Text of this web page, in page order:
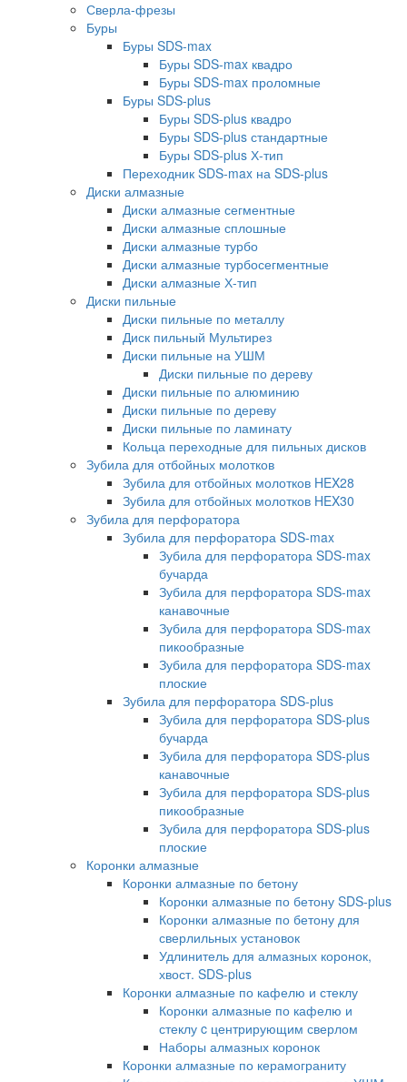
Сверла-фрезы
Буры
Буры SDS-max
Буры SDS-max квадро
Буры SDS-max проломные
Буры SDS-plus
Буры SDS-plus квадро
Буры SDS-plus стандартные
Буры SDS-plus Х-тип
Переходник SDS-max на SDS-plus
Диски алмазные
Диски алмазные сегментные
Диски алмазные сплошные
Диски алмазные турбо
Диски алмазные турбосегментные
Диски алмазные Х-тип
Диски пильные
Диски пильные по металлу
Диск пильный Мультирез
Диски пильные на УШМ
Диски пильные по дереву
Диски пильные по алюминию
Диски пильные по дереву
Диски пильные по ламинату
Кольца переходные для пильных дисков
Зубила для отбойных молотков
Зубила для отбойных молотков HEX28
Зубила для отбойных молотков HEX30
Зубила для перфоратора
Зубила для перфоратора SDS-max
Зубила для перфоратора SDS-max
бучарда
Зубила для перфоратора SDS-max
канавочные
Зубила для перфоратора SDS-max
пикообразные
Зубила для перфоратора SDS-max
плоские
Зубила для перфоратора SDS-plus
Зубила для перфоратора SDS-plus
бучарда
Зубила для перфоратора SDS-plus
канавочные
Зубила для перфоратора SDS-plus
пикообразные
Зубила для перфоратора SDS-plus
плоские
Коронки алмазные
Коронки алмазные по бетону
Коронки алмазные по бетону SDS-plus
Коронки алмазные по бетону для
сверлильных установок
Удлинитель для алмазных коронок,
хвост. SDS-plus
Коронки алмазные по кафелю и стеклу
Коронки алмазные по кафелю и
стеклу c центрирующим сверлом
Наборы алмазных коронок
Коронки алмазные по керамограниту